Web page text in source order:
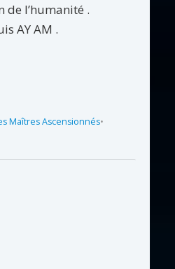
de l’humanité .
AY AM .
Maîtres Ascensionnés•